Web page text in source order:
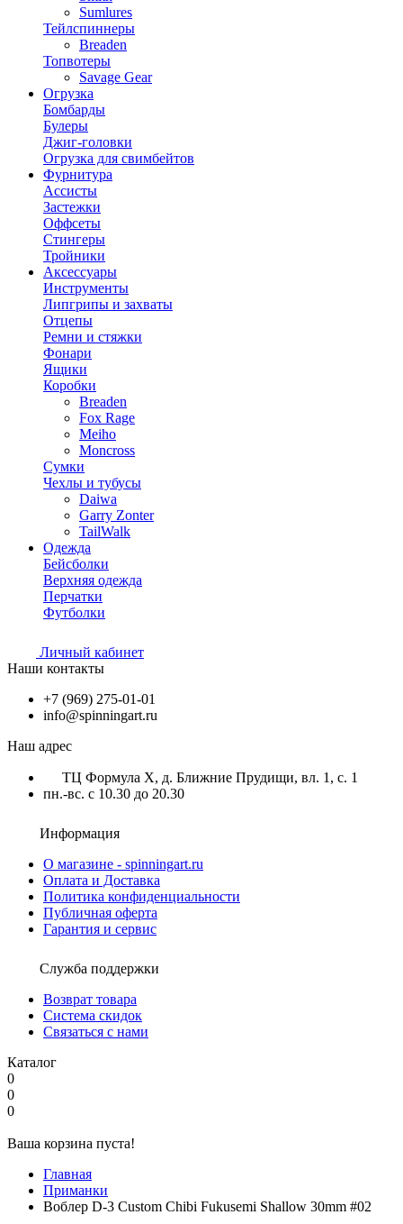
Sumlures
Тейлспиннеры
Breaden
Топвотеры
Savage Gear
Огрузка
Бомбарды
Булеры
Джиг-головки
Огрузка для свимбейтов
Фурнитура
Ассисты
Застежки
Оффсеты
Стингеры
Тройники
Аксессуары
Инструменты
Липгрипы и захваты
Отцепы
Ремни и стяжки
Фонари
Ящики
Коробки
Breaden
Fox Rage
Meiho
Moncross
Сумки
Чехлы и тубусы
Daiwa
Garry Zonter
TailWalk
Одежда
Бейсболки
Верхняя одежда
Перчатки
Футболки
Личный кабинет
Наши контакты
+7 (969) 275-01-01
info@spinningart.ru
Наш адрес
ТЦ Формула X, д. Ближние Прудищи, вл. 1, с. 1
пн.-вс. с 10.30 до 20.30
Информация
О магазине - spinningart.ru
Оплата и Доставка
Политика конфиденциальности
Публичная оферта
Гарантия и сервис
Служба поддержки
Возврат товара
Система скидок
Связаться с нами
Каталог
0
0
0
Ваша корзина пуста!
Главная
Приманки
Воблер D-3 Custom Chibi Fukusemi Shallow 30mm #02